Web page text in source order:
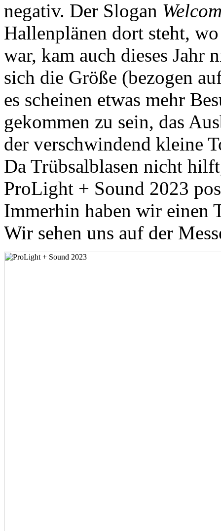
negativ. Der Slogan
Hallenplänen dort steht,
war, kam auch dieses Jahr
sich die Größe (bezogen
es scheinen etwas mehr
gekommen zu sein, das
der verschwindend kleine
Da Trübsalblasen nicht
ProLight + Sound 2023
Immerhin haben wir einen
Wir sehen uns auf der